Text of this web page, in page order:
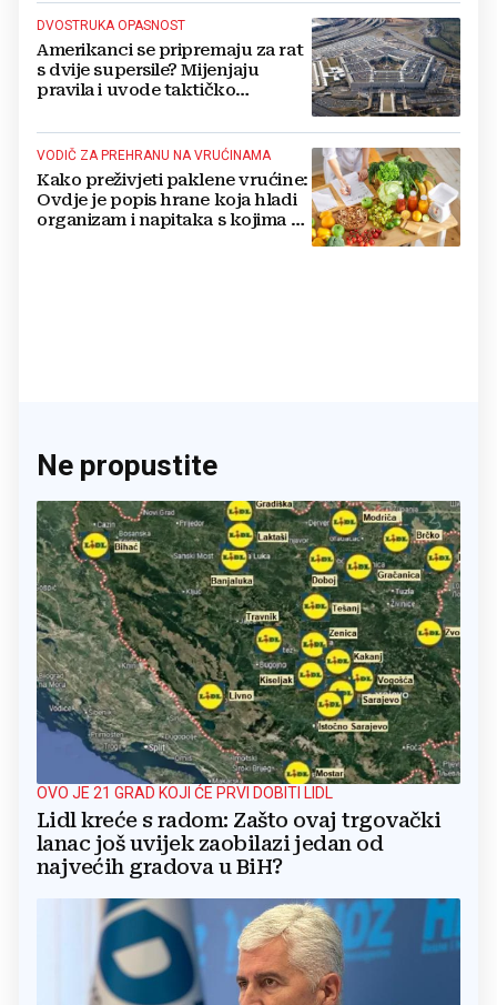
DVOSTRUKA OPASNOST
Amerikanci se pripremaju za rat
s dvije supersile? Mijenjaju
pravila i uvode taktičko
VODIČ ZA PREHRANU NA VRUĆINAMA
Kako preživjeti paklene vrućine:
Ovdje je popis hrane koja hladi
organizam i napitaka s kojima si
Ne propustite
OVO JE 21 GRAD KOJI ĆE PRVI DOBITI LIDL
Lidl kreće s radom: Zašto ovaj trgovački
lanac još uvijek zaobilazi jedan od
najvećih gradova u BiH?